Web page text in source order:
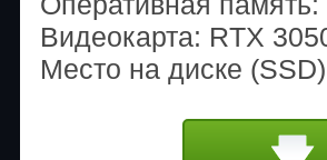
Видеокарта: RTX
Место на диске